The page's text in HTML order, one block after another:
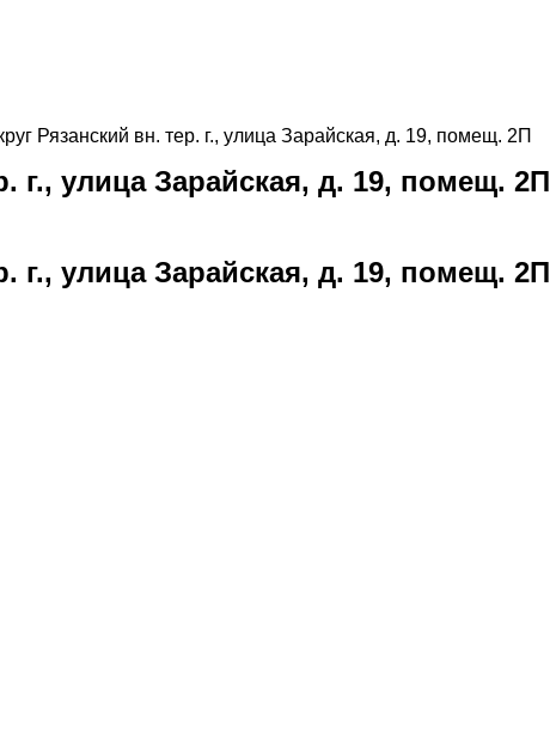
Рязанский вн. тер. г., улица Зарайская, д. 19, помещ. 2П
г., улица Зарайская, д. 19, помещ. 2П
г., улица Зарайская, д. 19, помещ. 2П